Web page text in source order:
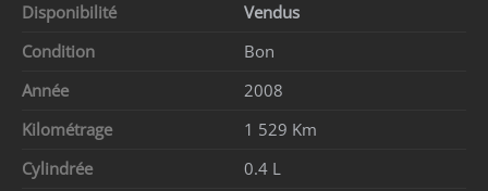
Disponibilité
Vendus
Condition
Bon
Année
2008
Kilométrage
1 529 Km
Cylindrée
0.4 L